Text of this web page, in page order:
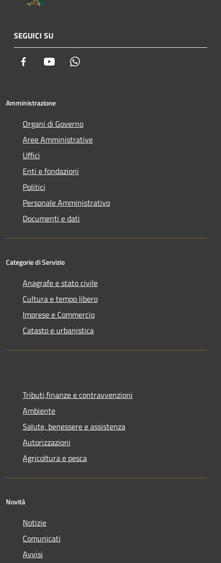
SEGUICI SU
Facebook Youtube
Amministrazione
Organi di Governo
Aree Amministrative
Uffici
Enti e fondazioni
Politici
Personale Amministrativo
Documenti e dati
Categorie di Servizio
Anagrafe e stato civile
Cultura e tempo libero
Imprese e Commercio
Catasto e urbanistica
Tributi,finanze e contravvenzioni
Ambiente
Salute, benessere e assistenza
Autorizzazioni
Agricoltura e pesca
Novità
Notizie
Comunicati
Avvisi